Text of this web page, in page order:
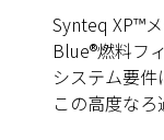
Synteq XP™
Blue®燃料フ
システム要件
この高度なろ